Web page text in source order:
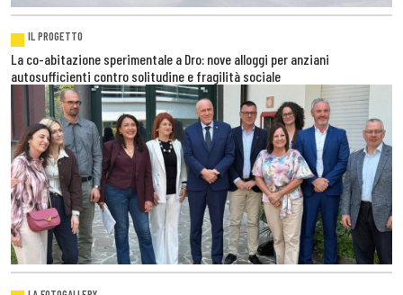
IL PROGETTO
La co-abitazione sperimentale a Dro: nove alloggi per anziani
autosufficienti contro solitudine e fragilità sociale